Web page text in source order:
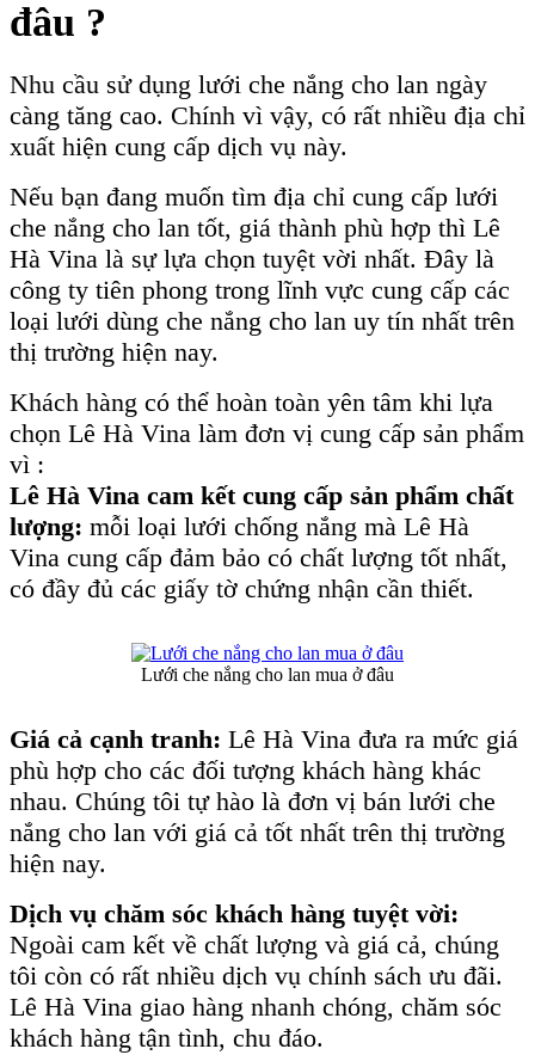
đâu ?
Nhu cầu sử dụng lưới che nắng cho lan ngày
càng tăng cao. Chính vì vậy, có rất nhiều địa chỉ
xuất hiện cung cấp dịch vụ này.
Nếu bạn đang muốn tìm địa chỉ cung cấp lưới
che nắng cho lan tốt, giá thành phù hợp thì Lê
Hà Vina là sự lựa chọn tuyệt vời nhất. Đây là
công ty tiên phong trong lĩnh vực cung cấp các
loại lưới dùng che nắng cho lan uy tín nhất trên
thị trường hiện nay.
Khách hàng có thể hoàn toàn yên tâm khi lựa
chọn Lê Hà Vina làm đơn vị cung cấp sản phẩm
vì :
Lê Hà Vina cam kết cung cấp sản phẩm chất
lượng: mỗi loại lưới chống nắng mà Lê Hà
Vina cung cấp đảm bảo có chất lượng tốt nhất,
có đầy đủ các giấy tờ chứng nhận cần thiết.
Lưới che nắng cho lan mua ở đâu
Giá cả cạnh tranh: Lê Hà Vina đưa ra mức giá
phù hợp cho các đối tượng khách hàng khác
nhau. Chúng tôi tự hào là đơn vị bán lưới che
nắng cho lan với giá cả tốt nhất trên thị trường
hiện nay.
Dịch vụ chăm sóc khách hàng tuyệt vời:
Ngoài cam kết về chất lượng và giá cả, chúng
tôi còn có rất nhiều dịch vụ chính sách ưu đãi.
Lê Hà Vina giao hàng nhanh chóng, chăm sóc
khách hàng tận tình, chu đáo.